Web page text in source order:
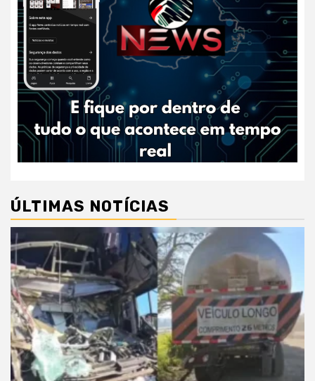
ÚLTIMAS NOTÍCIAS